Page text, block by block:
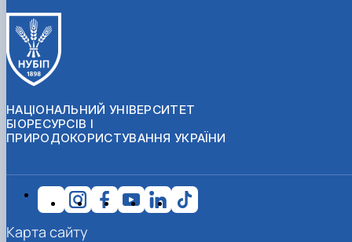
НАЦІОНАЛЬНИЙ УНІВЕРСИТЕТ
БІОРЕСУРСІВ І
ПРИРОДОКОРИСТУВАННЯ УКРАЇНИ
Карта сайту